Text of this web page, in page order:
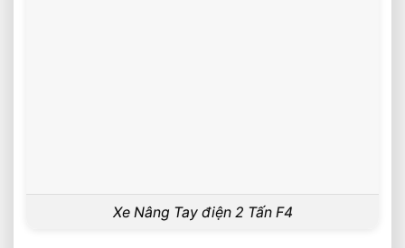
Xe Nâng Tay điện 2 Tấn F4